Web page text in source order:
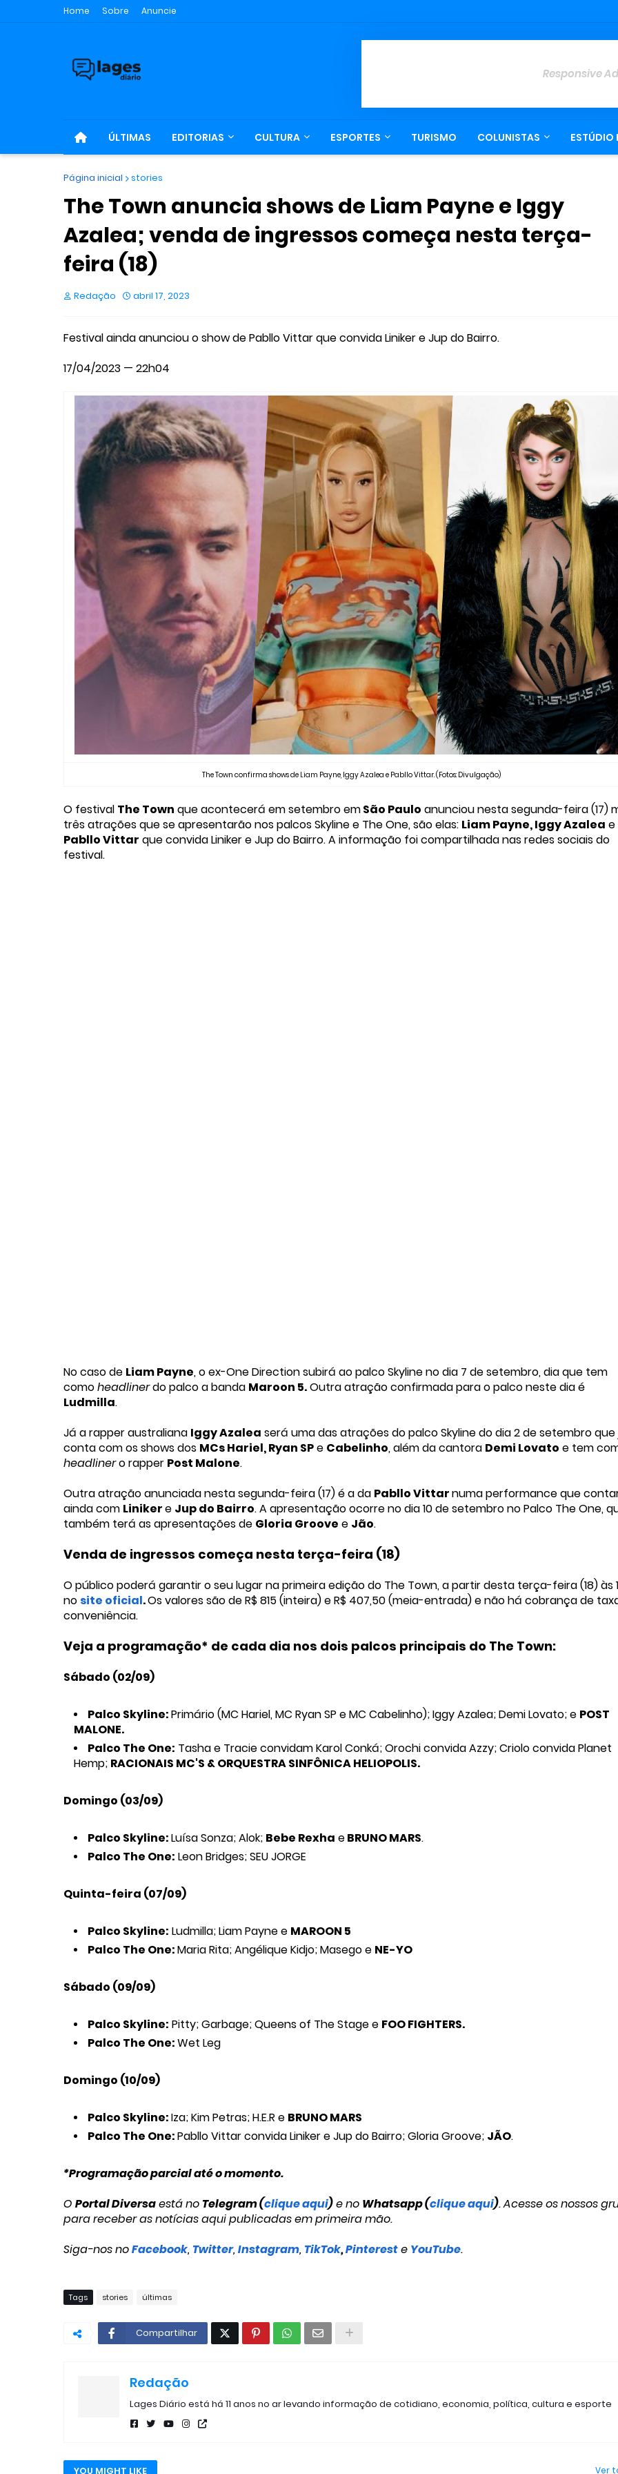
Home Sobre Anuncie
Responsive
ÚLTIMAS EDITORIAS CULTURA ESPORTES TURISMO COLUNISTAS ESTÚDIO
Página inicial stories
The Town anuncia shows de Liam Payne e Iggy
Azalea; venda de ingressos começa nesta terça-
feira (18)
Redação abril 17, 2023
Festival ainda anunciou o show de Pabllo Vittar que convida Liniker e Jup do Bairro.
17/04/2023 — 22h04
The Town confirma shows de Liam Payne, Iggy Azalea e Pabllo Vittar. (Fotos: Divulgação)
O festival The Town que acontecerá em setembro emSão Paulo anunciou nesta segunda-feira (17)
três atrações que se apresentarão nos palcos Skyline e The One, são elas: Liam Payne, Iggy Azalea e
Pabllo Vittar que convida Liniker e Jup do Bairro. A informação foi compartilhada nas redes sociais do
festival.
No caso de Liam Payne, o ex-One Direction subirá ao palco Skyline no dia 7 de setembro, dia que tem
comoheadlinerdo palco a banda Maroon 5.Outra atração confirmada para o palco neste dia é
Ludmilla.
Já a rapper australiana Iggy Azalea será uma das atrações do palco Skyline do dia 2 de setembro que
conta com os shows dos MCs Hariel, Ryan SPe Cabelinho, além da cantora Demi Lovato e tem
headlinero rapper Post Malone.
Outra atração anunciada nesta segunda-feira (17) é a da Pabllo Vittarnuma performance que
ainda com Linikere Jup do Bairro. A apresentação ocorre no dia 10 de setembro no Palco The One,
também terá as apresentações de Gloria Groove e Jão.
Venda de ingressos começa nesta terça-feira (18)
O público poderá garantir o seu lugar na primeira edição do The Town, a partir desta terça-feira (18) às
no site oficial.Os valores são de R$ 815 (inteira) e R$ 407,50 (meia-entrada) e não há cobrança de
conveniência.
Veja a programação* de cada dia nos dois palcos principais do The Town:
Sábado (02/09)
Palco Skyline:Primário (MC Hariel, MC Ryan SP e MC Cabelinho); Iggy Azalea; Demi Lovato; e POST
MALONE.
Palco The One: Tasha e Tracie convidam Karol Conká; Orochi convida Azzy; Criolo convida Planet
Hemp; RACIONAIS MC'S & ORQUESTRA SINFÔNICA HELIOPOLIS.
Domingo (03/09)
Palco Skyline:Luísa Sonza; Alok; Bebe Rexha eBRUNO MARS.
Palco The One: Leon Bridges; SEU JORGE
Quinta-feira (07/09)
Palco Skyline: Ludmilla; Liam Payne e MAROON 5
Palco The One:Maria Rita; Angélique Kidjo; Masego e NE-YO
Sábado (09/09)
Palco Skyline: Pitty; Garbage; Queens of The Stage e FOO FIGHTERS.
Palco The One:Wet Leg
Domingo (10/09)
Palco Skyline:Iza; Kim Petras; H.E.R e BRUNO MARS
Palco The One:Pabllo Vittar convida Liniker e Jup do Bairro; Gloria Groove; JÃO.
*Programação parcial até o momento.
O Portal Diversaestá no Telegram (clique aqui)e no Whatsapp (clique aqui). Acesse os nossos
para receber as notícias aqui publicadas em primeira mão.
Siga-nos noFacebook, Twitter, Instagram, TikTok,Pintereste YouTube.
Tags stories últimas
Compartilhar
Redação
Lages Diário está há 11 anos no ar levando informação de cotidiano, economia, política, cultura e esporte
YOU MIGHT LIKE Ver